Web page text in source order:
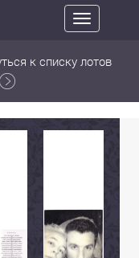
Toggle
navigation
к списку лотов